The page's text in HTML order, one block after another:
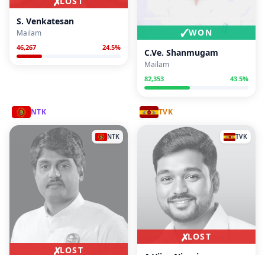
S. Venkatesan
Mailam
46,267 24.5%
✓WON
C.Ve. Shanmugam
Mailam
82,353 43.5%
NTK
✗LOST
NTK
TVK
✗LOST
TVK